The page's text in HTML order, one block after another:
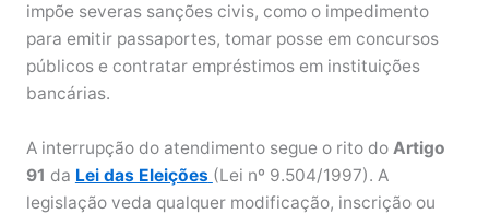
impõe severas sanções civis, como o impedimento
para emitir passaportes, tomar posse em concursos
públicos e contratar empréstimos em instituições
bancárias.
A interrupção do atendimento segue o rito doArtigo
91 da Lei das Eleições (Lei nº 9.504/1997). A
legislação veda qualquer modificação, inscrição ou